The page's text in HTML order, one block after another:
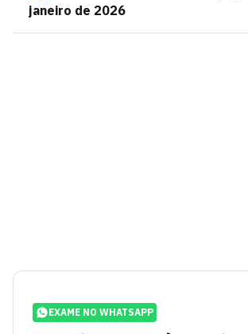
janeiro de 2026
EXAME NO WHATSAPP